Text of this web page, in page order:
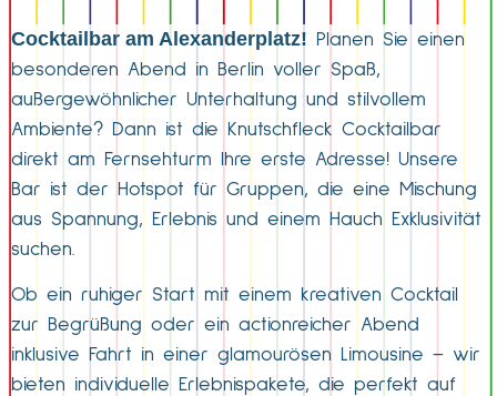
Cocktailbar am Alexanderplatz! Planen Sie einen
besonderen Abend in Berlin voller Spaß,
außergewöhnlicher Unterhaltung und stilvollem
Ambiente? Dann ist die Knutschfleck Cocktailbar
direkt am Fernsehturm Ihre erste Adresse! Unsere
Bar ist der Hotspot für Gruppen, die eine Mischung
aus Spannung, Erlebnis und einem Hauch Exklusivität
suchen.
Ob ein ruhiger Start mit einem kreativen Cocktail
zur Begrüßung oder ein actionreicher Abend
inklusive Fahrt in einer glamourösen Limousine – wir
bieten individuelle Erlebnispakete, die perfekt auf